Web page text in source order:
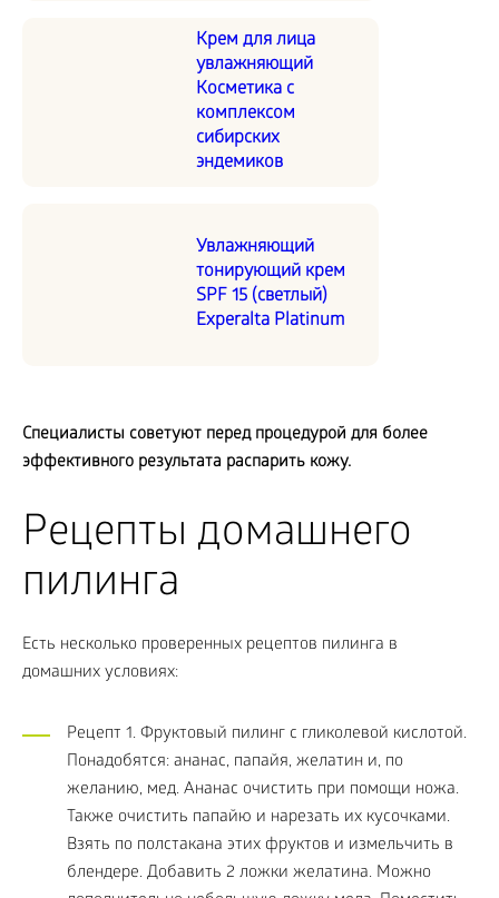
Крем для лица
увлажняющий
Косметика с
комплексом
сибирских
эндемиков
Увлажняющий
тонирующий крем
SPF 15 (светлый)
Experalta Platinum
Специалисты советуют перед процедурой для более
эффективного результата распарить кожу.
Рецепты домашнего
пилинга
Есть несколько проверенных рецептов пилинга в
домашних условиях:
Рецепт 1. Фруктовый пилинг с гликолевой кислотой.
Понадобятся: ананас, папайя, желатин и, по
желанию, мед. Ананас очистить при помощи ножа.
Также очистить папайю и нарезать их кусочками.
Взять по полстакана этих фруктов и измельчить в
блендере. Добавить 2 ложки желатина. Можно